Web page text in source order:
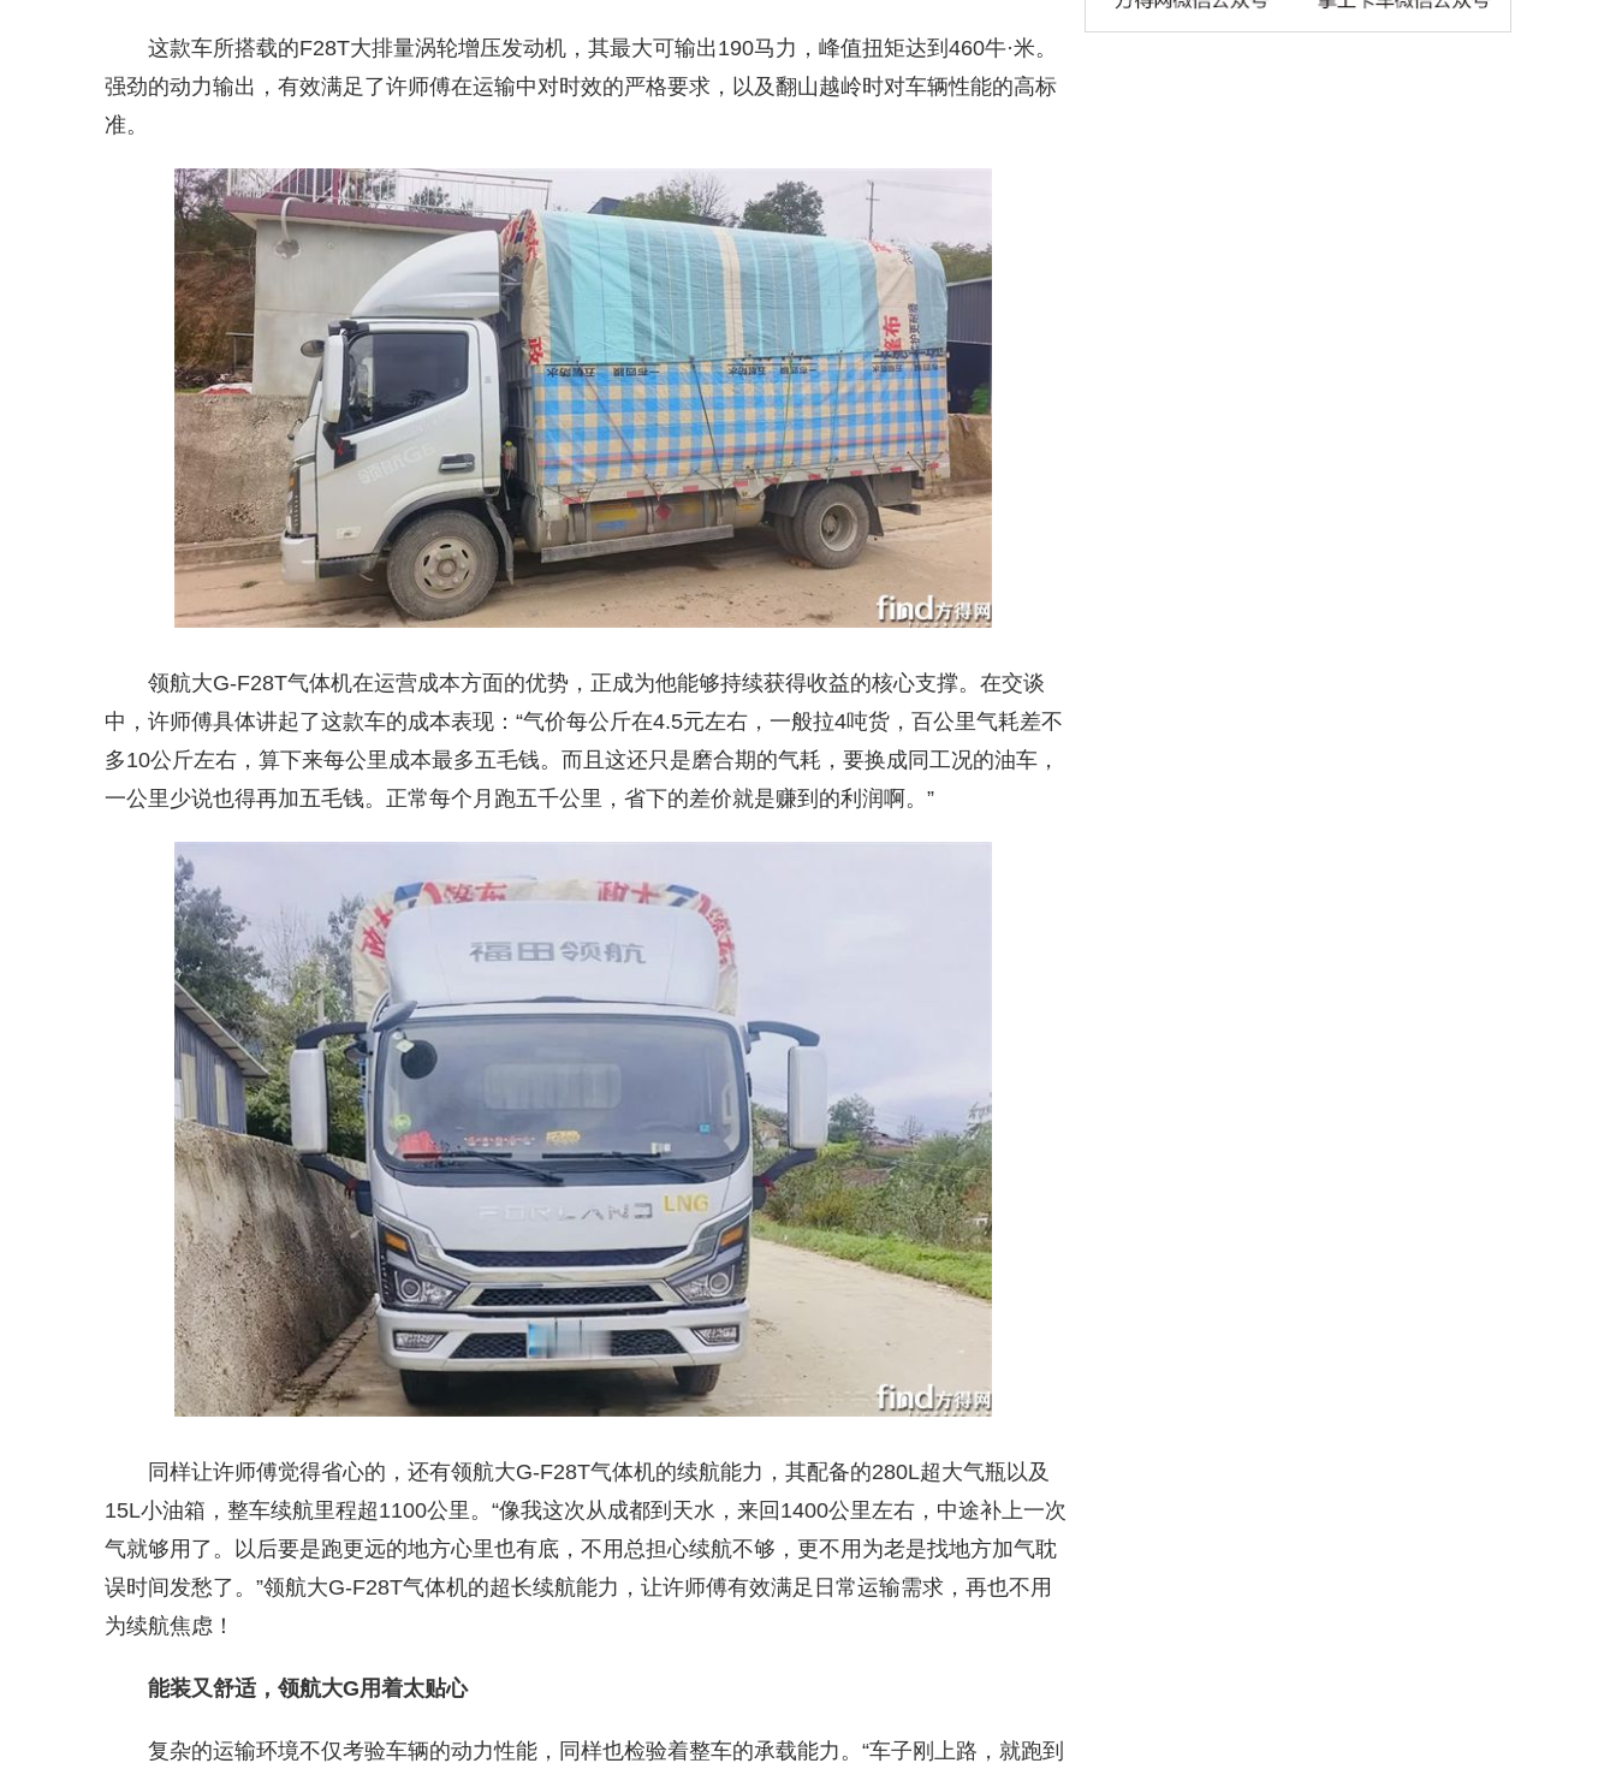
这款车所搭载的F28T大排量涡轮增压发动机，其最大可输出190马力，峰值扭矩达到460牛·米。
强劲的动力输出，有效满足了许师傅在运输中对时效的严格要求，以及翻山越岭时对车辆性能的高标
准。
领航大G-F28T气体机在运营成本方面的优势，正成为他能够持续获得收益的核心支撑。在交谈
中，许师傅具体讲起了这款车的成本表现：“气价每公斤在4.5元左右，一般拉4吨货，百公里气耗差不
多10公斤左右，算下来每公里成本最多五毛钱。而且这还只是磨合期的气耗，要换成同工况的油车，
一公里少说也得再加五毛钱。正常每个月跑五千公里，省下的差价就是赚到的利润啊。”
同样让许师傅觉得省心的，还有领航大G-F28T气体机的续航能力，其配备的280L超大气瓶以及
15L小油箱，整车续航里程超1100公里。“像我这次从成都到天水，来回1400公里左右，中途补上一次
气就够用了。以后要是跑更远的地方心里也有底，不用总担心续航不够，更不用为老是找地方加气耽
误时间发愁了。”领航大G-F28T气体机的超长续航能力，让许师傅有效满足日常运输需求，再也不用
为续航焦虑！
能装又舒适，领航大G用着太贴心
复杂的运输环境不仅考验车辆的动力性能，同样也检验着整车的承载能力。“车子刚上路，就跑到